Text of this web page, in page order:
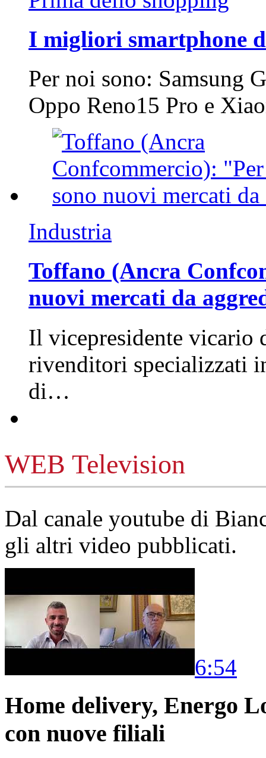
I migliori smartphone
Per noi sono: Samsung
Oppo Reno15 Pro e
Industria
Toffano (Ancra
nuovi mercati da
Il vicepresidente vicario
rivenditori specializzati
di…
WEB Television
Dal canale youtube di
gli altri video pubblicati.
6:54
Home delivery, Energo
con nuove filiali